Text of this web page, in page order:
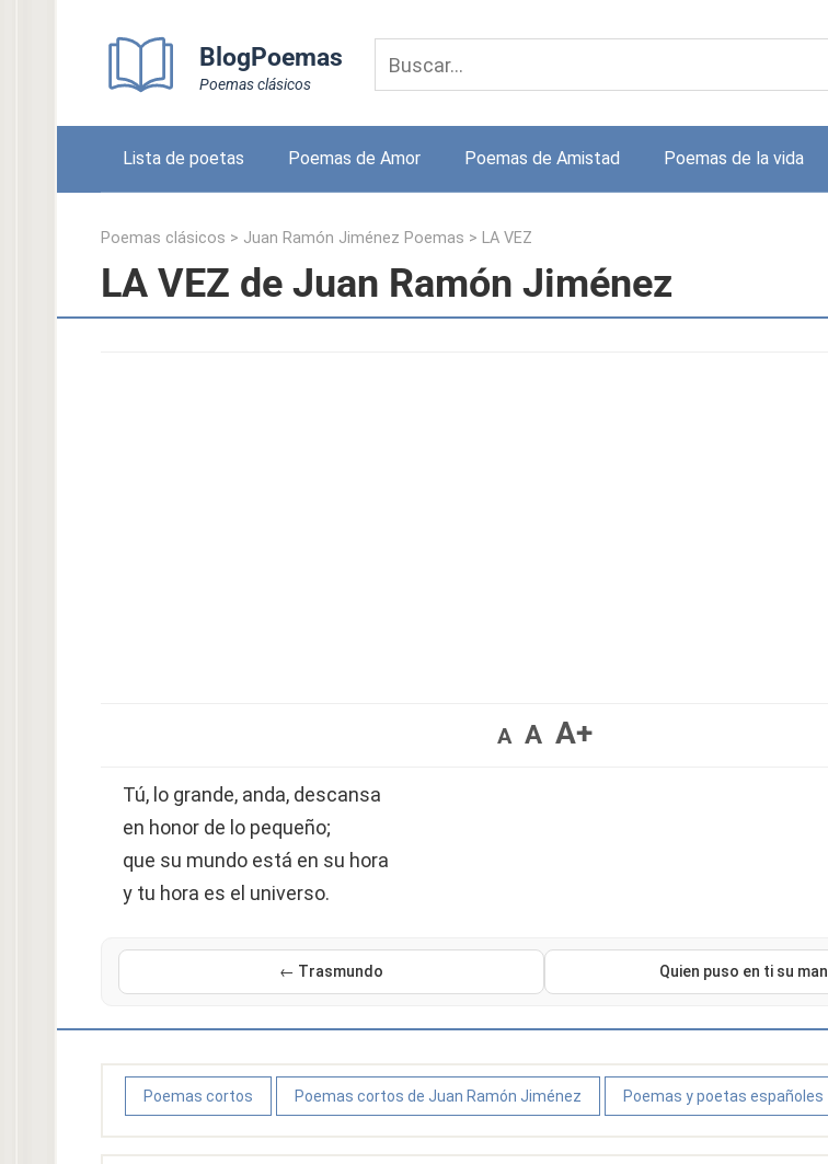
BlogPoemas
Poemas clásicos
Lista de poetas Poemas de Amor Poemas de Amistad Poemas de la vida
Poemas clásicos > Juan Ramón Jiménez Poemas > LA VEZ
LA VEZ de Juan Ramón Jiménez
A A A+
Tú, lo grande, anda, descansa
en honor de lo pequeño;
que su mundo está en su hora
y tu hora es el universo.
← Trasmundo Quien puso en ti su
Poemas cortos Poemas cortos de Juan Ramón Jiménez Poemas y poetas españoles